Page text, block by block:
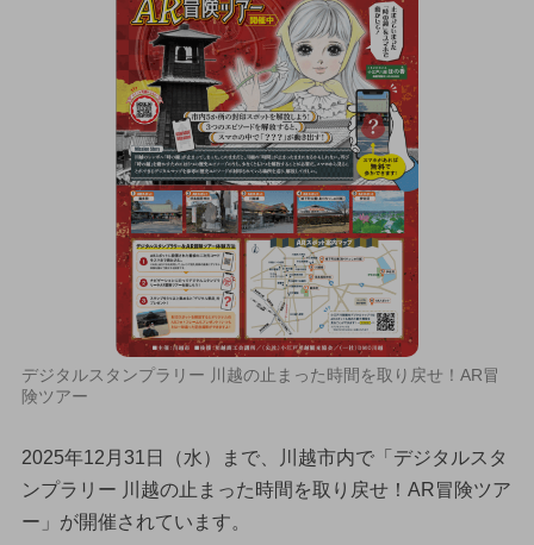
デジタルスタンプラリー 川越の止まった時間を取り戻せ！AR冒
険ツアー
2025年12月31日（水）まで、川越市内で「デジタルスタ
ンプラリー 川越の止まった時間を取り戻せ！AR冒険ツア
ー」が開催されています。